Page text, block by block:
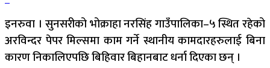
इनरुवा । सुनसरीको भोक्राहा नरसिंह गाउँपालिका–५ स्थित रहेको
अरविन्दर पेपर मिल्समा काम गर्ने स्थानीय कामदारहरुलाई बिना
कारण निकालिएपछि बिहिवार बिहानबाट धर्ना दिएका छन् ।